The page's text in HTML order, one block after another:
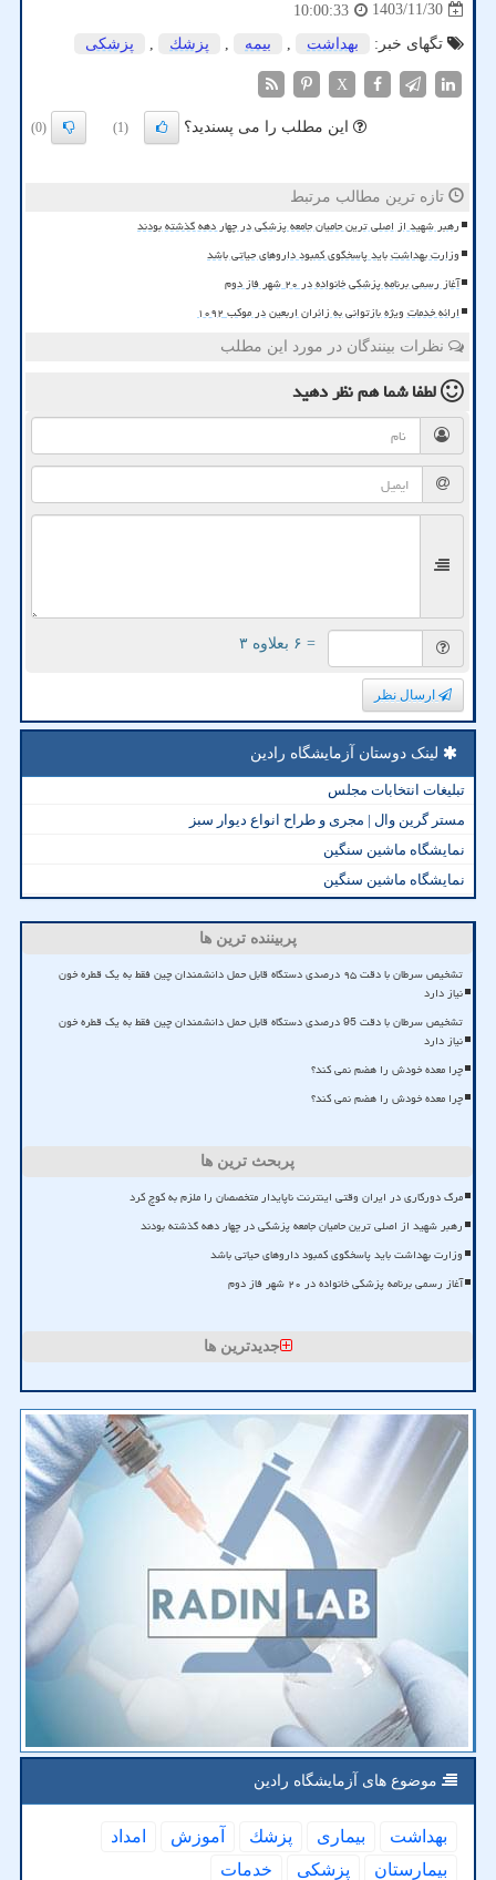
1403/11/30
10:00:33
تگهای خبر:
بهداشت , بیمه , پزشك , پزشكی
X
این مطلب را می پسندید؟ (1)
(0)
تازه ترین مطالب مرتبط
رهبر شهید از اصلی ترین حامیان جامعه پزشکی در چهار دهه گذشته بودند
وزارت بهداشت باید پاسخگوی کمبود داروهای حیاتی باشد
آغاز رسمی برنامه پزشکی خانواده در ۲۰ شهر فاز دوم
ارائه خدمات ویژه بازتوانی به زائران اربعین در موکب ۱۰۹۲
نظرات بینندگان در مورد این مطلب
لطفا شما همنظر دهید
= ۶ بعلاوه ۳
ارسال نظر
لینک دوستان آزمایشگاه رادین
تبلیغات انتخابات مجلس
مستر گرین وال | مجری و طراح انواع دیوار سبز
نمایشگاه ماشین سنگین
نمایشگاه ماشین سنگین
پربیننده ترین ها
تشخیص سرطان با دقت ۹۵ درصدی دستگاه قابل حمل دانشمندان چین فقط به یک قطره خون
نیاز دارد
تشخیص سرطان با دقت 95 درصدی دستگاه قابل حمل دانشمندان چین فقط به یک قطره خون
نیاز دارد
چرا معده خودش را هضم نمی کند؟
چرا معده خودش را هضم نمی کند؟
پربحث ترین ها
مرگ دورکاری در ایران وقتی اینترنت ناپایدار متخصصان را ملزم به کوچ کرد
رهبر شهید از اصلی ترین حامیان جامعه پزشکی در چهار دهه گذشته بودند
وزارت بهداشت باید پاسخگوی کمبود داروهای حیاتی باشد
آغاز رسمی برنامه پزشکی خانواده در ۲۰ شهر فاز دوم
جدیدترین ها
موضوع های آزمایشگاه رادین
بهداشت بیماری پزشك آموزش
امداد
بیمارستان
پزشكی خدمات